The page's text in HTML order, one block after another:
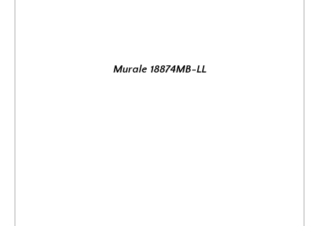
Murale 18874MB-LL